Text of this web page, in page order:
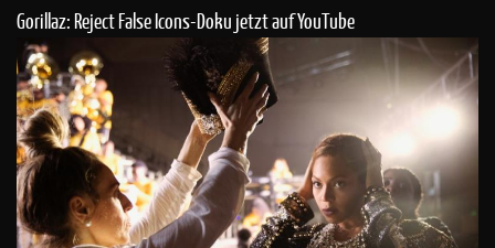
Gorillaz: Reject False Icons-Doku jetzt auf YouTube